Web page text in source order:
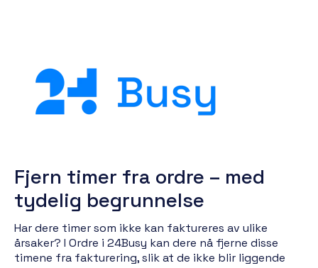
Fjern timer fra ordre – med
tydelig begrunnelse
Har dere timer som ikke kan faktureres av ulike
årsaker? I Ordre i 24Busy kan dere nå fjerne disse
timene fra fakturering, slik at de ikke blir liggende